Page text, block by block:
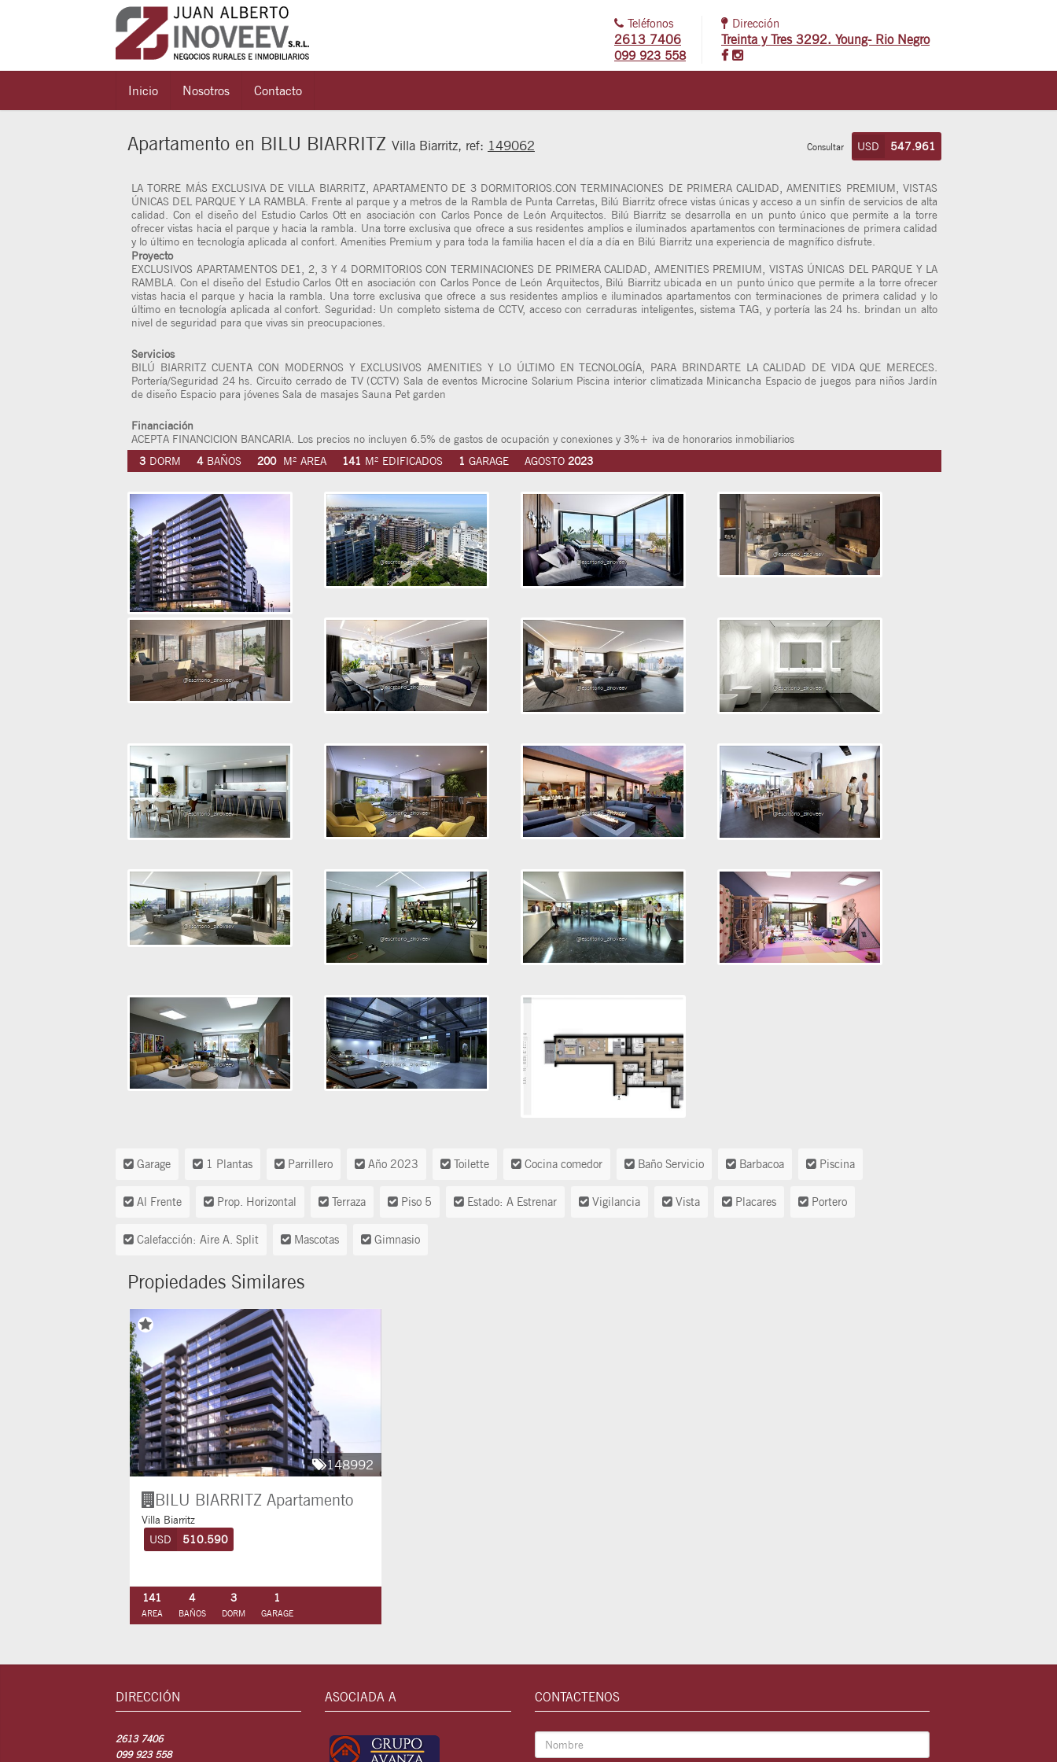
Teléfonos
2613 7406
099 923 558
Dirección
Treinta y Tres 3292. Young- Rio Negro
Inicio Nosotros Contacto
Apartamento en BILU BIARRITZ Villa Biarritz, ref: 149062 Consultar USD 547.961
LA TORRE MÁS EXCLUSIVA DE VILLA BIARRITZ, APARTAMENTO DE 3 DORMITORIOS.CON TERMINACIONES DE PRIMERA CALIDAD, AMENITIES PREMIUM, VISTAS
ÚNICAS DEL PARQUE Y LA RAMBLA. Frente al parque y a metros de la Rambla de Punta Carretas, Bilú Biarritz ofrece vistas únicas y acceso a un sinfín de servicios de alta
calidad. Con el diseño del Estudio Carlos Ott en asociación con Carlos Ponce de León Arquitectos. Bilú Biarritz se desarrolla en un punto único que permite a la torre
ofrecer vistas hacia el parque y hacia la rambla. Una torre exclusiva que ofrece a sus residentes amplios e iluminados apartamentos con terminaciones de primera calidad
y lo último en tecnología aplicada al confort. Amenities Premium y para toda la familia hacen el día a día en Bilú Biarritz una experiencia de magnífico disfrute.
Proyecto
EXCLUSIVOS APARTAMENTOS DE1, 2, 3 Y 4 DORMITORIOS CON TERMINACIONES DE PRIMERA CALIDAD, AMENITIES PREMIUM, VISTAS ÚNICAS DEL PARQUE Y LA
RAMBLA. Con el diseño del Estudio Carlos Ott en asociación con Carlos Ponce de León Arquitectos, Bilú Biarritz ubicada en un punto único que permite a la torre ofrecer
vistas hacia el parque y hacia la rambla. Una torre exclusiva que ofrece a sus residentes amplios e iluminados apartamentos con terminaciones de primera calidad y lo
último en tecnología aplicada al confort. Seguridad: Un completo sistema de CCTV, acceso con cerraduras inteligentes, sistema TAG, y portería las 24 hs. brindan un alto
nivel de seguridad para que vivas sin preocupaciones.
Servicios
BILÚ BIARRITZ CUENTA CON MODERNOS Y EXCLUSIVOS AMENITIES Y LO ÚLTIMO EN TECNOLOGÍA, PARA BRINDARTE LA CALIDAD DE VIDA QUE MERECES.
Portería/Seguridad 24 hs. Circuito cerrado de TV (CCTV) Sala de eventos Microcine Solarium Piscina interior climatizada Minicancha Espacio de juegos para niños Jardín
de diseño Espacio para jóvenes Sala de masajes Sauna Pet garden
Financiación
ACEPTA FINANCICION BANCARIA. Los precios no incluyen 6.5% de gastos de ocupación y conexiones y 3%+ iva de honorarios inmobiliarios
3 DORM 4 BAÑOS 200 M² AREA 141 M² EDIFICADOS 1 GARAGE AGOSTO 2023
Garage 1 Plantas Parrillero Año 2023 Toilette Cocina comedor Baño Servicio Barbacoa Piscina
Al Frente Prop. Horizontal Terraza Piso 5 Estado: A Estrenar Vigilancia Vista Placares Portero
Calefacción: Aire A. Split Mascotas Gimnasio
Propiedades Similares
148992
BILU BIARRITZ Apartamento
Villa Biarritz
USD 510.590
141
AREA
4
BAÑOS
3
DORM
1
GARAGE
DIRECCIÓN
2613 7406
099 923 558
ASOCIADA A CONTACTENOS